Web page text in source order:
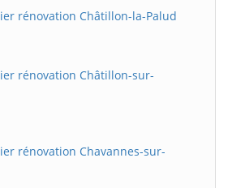
rénovation Châtillon-la-Palud
rénovation Châtillon-sur-
rénovation Chavannes-sur-